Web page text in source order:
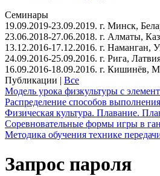
Семинары
19.09.2019-23.09.2019. г. Минск,
23.06.2018-27.06.2018. г. Алматы,
13.12.2016-17.12.2016. г. Наманган,
24.09.2016-25.09.2016. г. Рига,
16.09.2016-18.09.2016. г. Кишинёв,
Публикации | Все
Модель урока физкультуры с
Распределение способов
Физическая культура. Плавание.
Соревновательные формы игры в
Методика обучения технике
Запрос пароля